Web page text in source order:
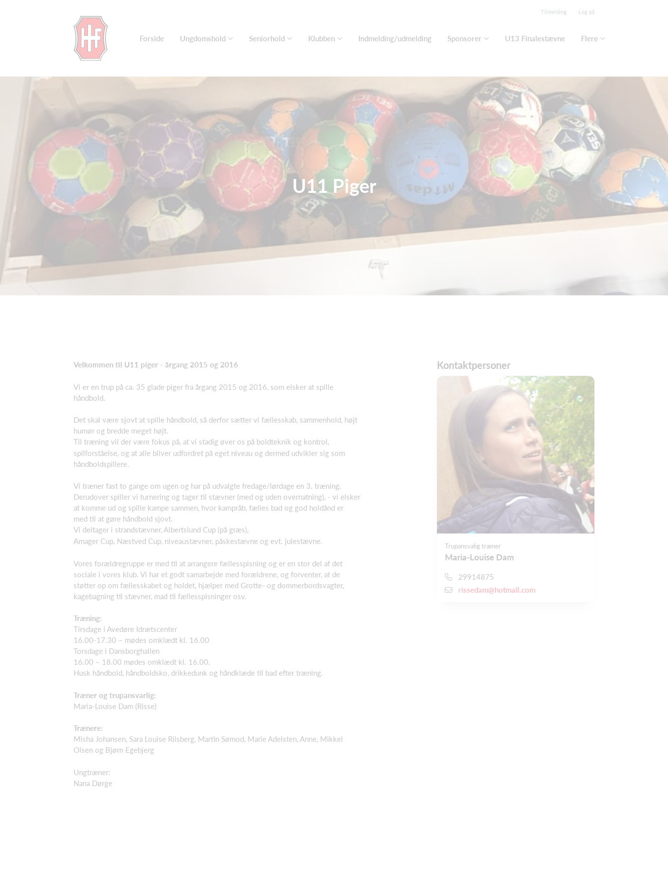
Tilmelding Log på
Forside Ungdomshold Seniorhold Klubben Indmelding/udmelding Sponsorer U13 Finalestævne Flere
U11 Piger
Velkommen til U11 piger - årgang 2015 og 2016
Vi er en trup på ca. 35 glade piger fra årgang 2015 og 2016, som elsker at spille
håndbold.
Det skal være sjovt at spille håndbold, så derfor sætter vi fællesskab, sammenhold, højt
humør og bredde meget højt.
Til træning vil der være fokus på, at vi stadig øver os på boldteknik og kontrol,
spilforståelse, og at alle bliver udfordret på eget niveau og dermed udvikler sig som
håndboldspillere.
Vi træner fast to gange om ugen og har på udvalgte fredage/lørdage en 3. træning.
Derudover spiller vi turnering og tager til stævner (med og uden overnatning), - vi elsker
at komme ud og spille kampe sammen, hvor kampråb, fælles bad og god holdånd er
med til at gøre håndbold sjovt.
Vi deltager i strandstævner, Albertslund Cup (på græs),
Amager Cup, Næstved Cup, niveaustævner, påskestævne og evt. julestævne.
Vores forældregruppe er med til at arrangere fællesspisning og er en stor del af det
sociale i vores klub. Vi har et godt samarbejde med forældrene, og forventer, at de
støtter op om fællesskabet og holdet, hjælper med Grotte- og dommerbordsvagter,
kagebagning til stævner, mad til fællesspisninger osv.
Træning:
Tirsdage i Avedøre Idrætscenter
16.00-17.30 – mødes omklædt kl. 16.00
Torsdage i Dansborghallen
16.00 – 18.00 mødes omklædt kl. 16.00.
Husk håndbold, håndboldsko, drikkedunk og håndklæde til bad efter træning.
Træner og trupansvarlig:
Maria-Louise Dam (Risse)
Trænere:
Misha Johansen, Sara Louise Riisberg, Martin Sømod, Marie Adelsten, Anne, Mikkel
Olsen og Bjørn Egebjerg
Ungtræner:
Nana Dørge
Kontaktpersoner
Trupansvalig træner
Maria-Louise Dam
29914875
rissedam@hotmail.com